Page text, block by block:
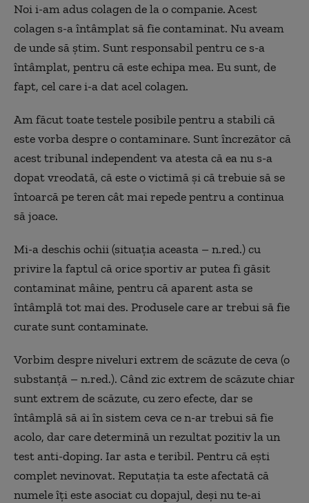
Noi i-am adus colagen de la o companie. Acest
colagen s-a întâmplat să fie contaminat. Nu aveam
de unde să știm. Sunt responsabil pentru ce s-a
întâmplat, pentru că este echipa mea. Eu sunt, de
fapt, cel care i-a dat acel colagen.
Am făcut toate testele posibile pentru a stabili că
este vorba despre o contaminare. Sunt încrezător că
acest tribunal independent va atesta că ea nu s-a
dopat vreodată, că este o victimă și că trebuie să se
întoarcă pe teren cât mai repede pentru a continua
să joace.
Mi-a deschis ochii (situația aceasta – n.red.) cu
privire la faptul că orice sportiv ar putea fi găsit
contaminat mâine, pentru că aparent asta se
întâmplă tot mai des. Produsele care ar trebui să fie
curate sunt contaminate.
Vorbim despre niveluri extrem de scăzute de ceva (o
substanță – n.red.). Când zic extrem de scăzute chiar
sunt extrem de scăzute, cu zero efecte, dar se
întâmplă să ai în sistem ceva ce n-ar trebui să fie
acolo, dar care determină un rezultat pozitiv la un
test anti-doping. Iar asta e teribil. Pentru că ești
complet nevinovat. Reputația ta este afectată că
numele îți este asociat cu dopajul, deși nu te-ai